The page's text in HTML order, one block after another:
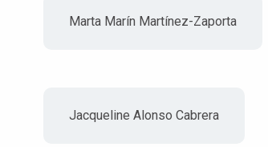
Marta Marín Martínez-Zaporta
Jacqueline Alonso Cabrera